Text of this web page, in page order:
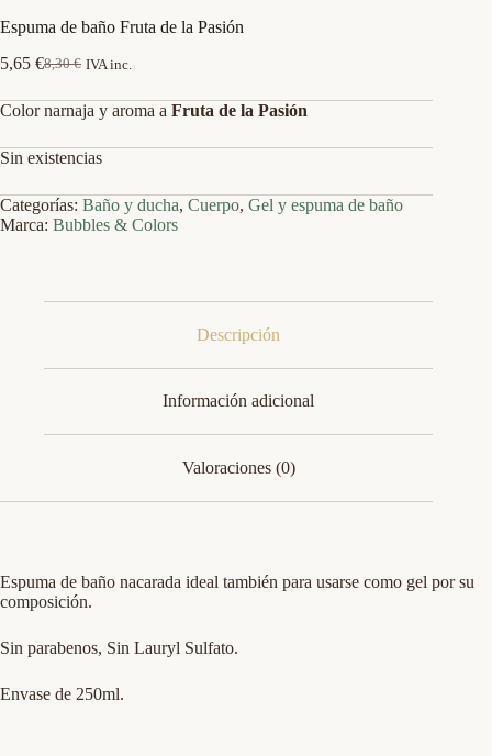
Espuma de baño Fruta de la Pasión
8,30€
El
original
8,30 €.
5,65 €El
actual
5,65 €.
IVA inc.
Color narnaja y aroma a Fruta de la Pasión
Sin existencias
Categorías: Baño y ducha, Cuerpo, Gel y espuma de baño
Marca: Bubbles & Colors
Descripción
Información adicional
Valoraciones (0)
Espuma de baño nacarada ideal también para usarse como gel por su
composición.
Sin parabenos, Sin Lauryl Sulfato.
Envase de 250ml.